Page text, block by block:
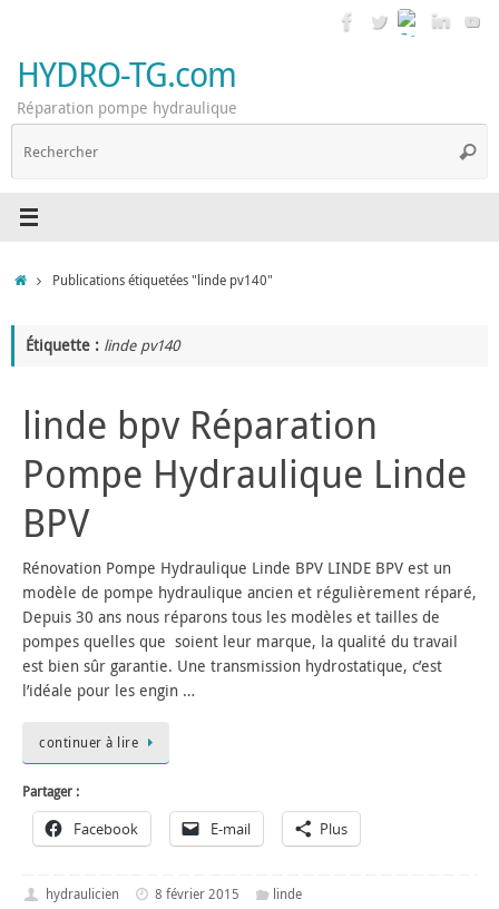
contenu
HYDRO-TG.com
Réparation pompe hydraulique
AccueilPublications étiquetées "linde pv140"
Étiquette : linde pv140
linde bpv Réparation
Pompe Hydraulique Linde
BPV
Rénovation Pompe Hydraulique Linde BPV LINDE BPV est un
modèle de pompe hydraulique ancien et régulièrement réparé,
Depuis 30 ans nous réparons tous les modèles et tailles de
pompes quelles que soient leur marque, la qualité du travail
est bien sûr garantie. Une transmission hydrostatique, c’est
l’idéale pour les engin …
continuer à lire
Partager :
Facebook E-mail Plus
hydraulicien 8 février 2015
linde